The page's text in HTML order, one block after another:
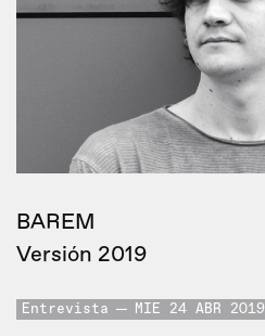
BAREM
Versión 2019
Entrevista MIE 24 ABR 2019